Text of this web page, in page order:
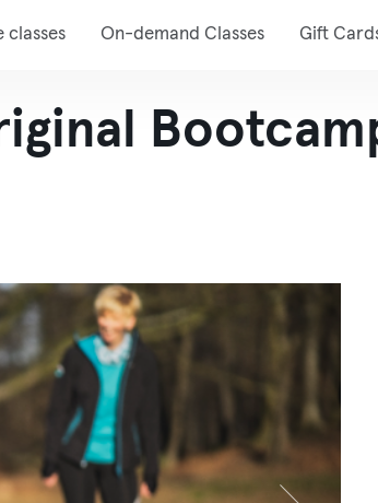
classes On-demand Classes Gift